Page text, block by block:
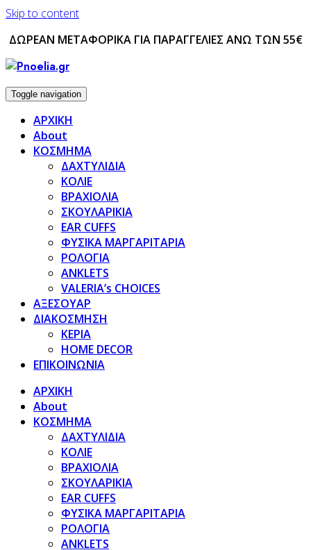
Skip to content
ΔΩΡΕΑΝ ΜΕΤΑΦΟΡΙΚΑ ΓΙΑ ΠΑΡΑΓΓΕΛΙΕΣ ΑΝΩ ΤΩΝ 55€
Toggle navigation
ΑΡΧΙΚΗ
About
ΚΟΣΜΗΜΑ
ΔΑΧΤΥΛΙΔΙΑ
ΚΟΛΙΕ
ΒΡΑΧΙΟΛΙΑ
ΣΚΟΥΛΑΡΙΚΙΑ
EAR CUFFS
ΦΥΣΙΚΑ ΜΑΡΓΑΡΙΤΑΡΙΑ
ΡΟΛΟΓΙΑ
ANKLETS
VALERIA’s CHOICES
ΑΞΕΣΟΥΑΡ
ΔΙΑΚΟΣΜΗΣΗ
ΚΕΡΙΑ
HOME DECOR
ΕΠΙΚΟΙΝΩΝΙΑ
ΑΡΧΙΚΗ
About
ΚΟΣΜΗΜΑ
ΔΑΧΤΥΛΙΔΙΑ
ΚΟΛΙΕ
ΒΡΑΧΙΟΛΙΑ
ΣΚΟΥΛΑΡΙΚΙΑ
EAR CUFFS
ΦΥΣΙΚΑ ΜΑΡΓΑΡΙΤΑΡΙΑ
ΡΟΛΟΓΙΑ
ANKLETS